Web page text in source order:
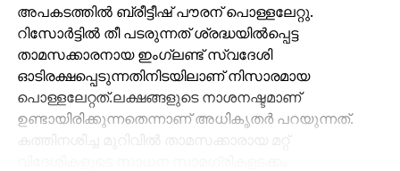
അപകടത്തില്‍ ബ്രീട്ടീഷ് പൗരന് പൊള്ളലേറ്റു.
റിസോര്‍ട്ടില്‍ തീ പടരുന്നത് ശ്രദ്ധയില്‍പ്പെട്ട
താമസക്കാരനായ ഇംഗ്ലണ്ട് സ്വദേശി
ഓടിരക്ഷപ്പെടുന്നതിനിടയിലാണ് നിസാരമായ
പൊള്ളലേറ്റത്.ലക്ഷങ്ങളുടെ നാശനഷ്ടമാണ്
ഉണ്ടായിരിക്കുന്നതെന്നാണ് അധികൃതര്‍ പറയുന്നത്.
കത്തിനശിച്ച മുറിവില്‍ താമസക്കാരായ മറ്റ്